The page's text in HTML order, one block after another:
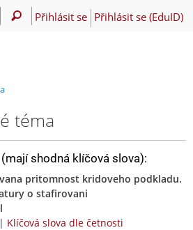
Přihlásit se Přihlásit se (EduID)
téma
shodná klíčová slova):
pritomnost kridoveho podkladu.
o stafirovani
| Klíčová slova dle četnosti